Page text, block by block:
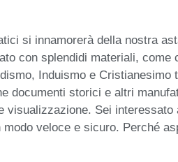
si innamorerà della nostra
con splendidi materiali,
Induismo e
documenti storici e altri
visualizzazione. Sei
veloce e sicuro. Perché